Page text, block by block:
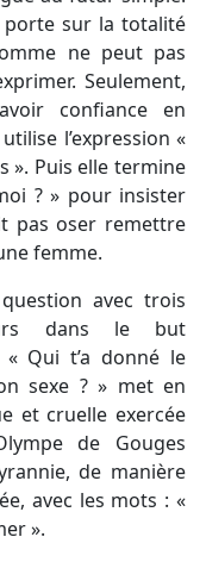
porte sur la totalité
ne peut pas
Seulement,
confiance en
l’expression «
». Puis elle termine
? » pour insister
pas oser remettre
femme.
avec trois
dans le but
« Qui t’a donné le
sexe ? » met en
et cruelle exercée
de Gouges
de manière
avec les mots : «
».